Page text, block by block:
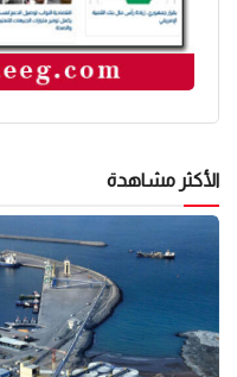
الأكثر مشاهدة